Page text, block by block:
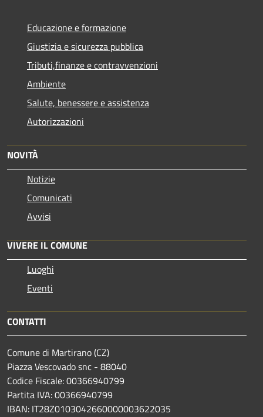
Educazione e formazione
Giustizia e sicurezza pubblica
Tributi,finanze e contravvenzioni
Ambiente
Salute, benessere e assistenza
Autorizzazioni
NOVITÀ
Notizie
Comunicati
Avvisi
VIVERE IL COMUNE
Luoghi
Eventi
CONTATTI
Comune di Martirano (CZ)
Piazza Vescovado snc - 88040
Codice Fiscale: 00366940799
Partita IVA: 00366940799
IBAN: IT28Z0103042660000003622035